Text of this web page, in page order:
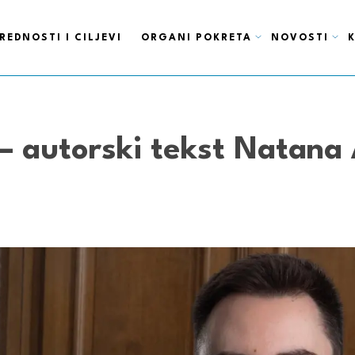
I CILJEVI ORGANI POKRETA NOVOSTI
autorski tekst Natana